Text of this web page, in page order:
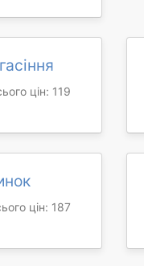
цін: 119
цін: 187